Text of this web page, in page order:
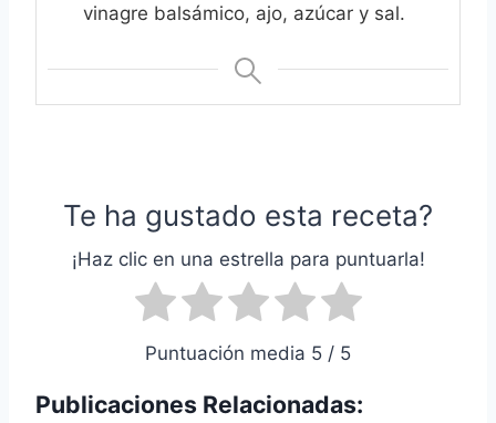
vinagre balsámico, ajo, azúcar y sal.
Te ha gustado esta receta?
¡Haz clic en una estrella para puntuarla!
Puntuación media 5 / 5
Publicaciones Relacionadas: